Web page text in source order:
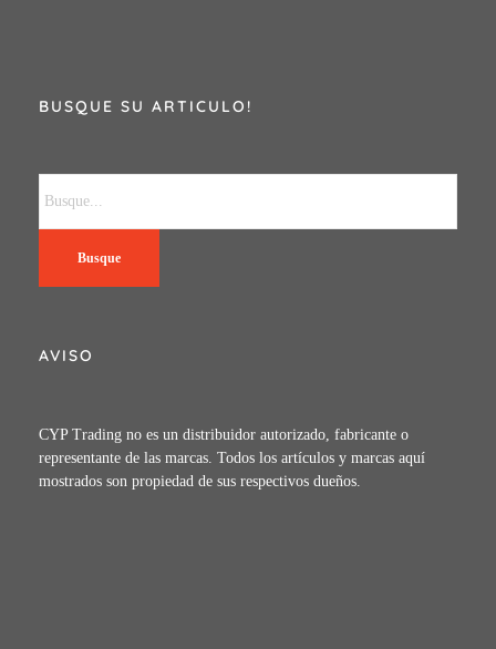
BUSQUE SU ARTICULO!
Busque
AVISO
CYP Trading no es un distribuidor autorizado, fabricante o
representante de las marcas. Todos los artículos y marcas aquí
mostrados son propiedad de sus respectivos dueños.